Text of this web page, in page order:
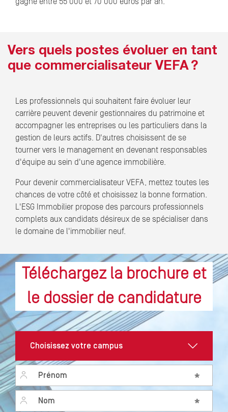
Vers quels postes évoluer en tant
que commercialisateur VEFA ?
Les professionnels qui souhaitent faire évoluer leur
carrière peuvent devenir gestionnaires du patrimoine et
accompagner les entreprises ou les particuliers dans la
gestion de leurs actifs. D'autres choisissent de se
tourner vers le management en devenant responsables
d'équipe au sein d'une agence immobilière.
Pour devenir commercialisateur VEFA, mettez toutes les
chances de votre côté et choisissez la bonne formation.
L'ESG Immobilier propose des parcours professionnels
complets aux candidats désireux de se spécialiser dans
le domaine de l'immobilier neuf.
Téléchargez la brochure et
le dossier de candidature
Prénom *
Nom